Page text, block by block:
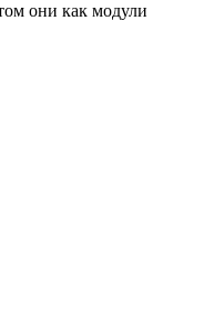
они как модули